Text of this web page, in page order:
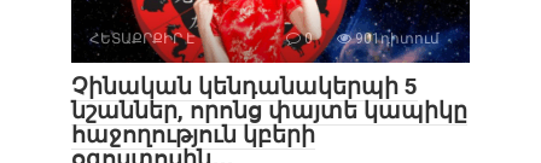
ՀԵՏԱՔՐՔԻՐ Է 0 901դիտում
Չինական կենդանակերպի 5
նշաններ, որոնց փայտե կապիկը
հաջողություն կբերի